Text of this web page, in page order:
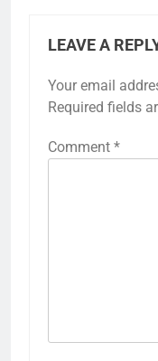
LEAVE A
Your email
Required fields
Comment *